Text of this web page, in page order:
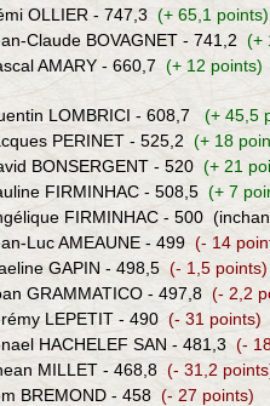
OLLIER - 747,3 (+ 65,1 points)
Claude BOVAGNET - 741,2 (+
AMARY - 660,7 (+ 12 points)
LOMBRICI - 608,7
(+ 45,5
PERINET - 525,2 (+ 18
BONSERGENT - 520 (+ 21
FIRMINHAC - 508,5 (+ 7
FIRMINHAC - 500
Luc AMEAUNE - 499 (- 14
GAPIN - 498,5 (- 1,5 points)
GRAMMATICO - 497,8 (- 2,2
LEPETIT - 490 (- 31 points)
HACHELEF SAN - 481,3 (-
MILLET - 468,8 (- 31,2
BREMOND - 458 (- 27 points)